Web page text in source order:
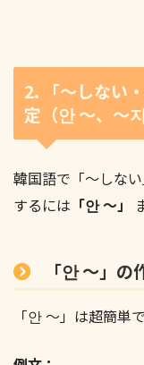
2. 「〜しない
定（안 〜、〜지
韓国語で「〜しな
するには 「안 〜」
「안 ～」の
「안 〜」は超簡単で